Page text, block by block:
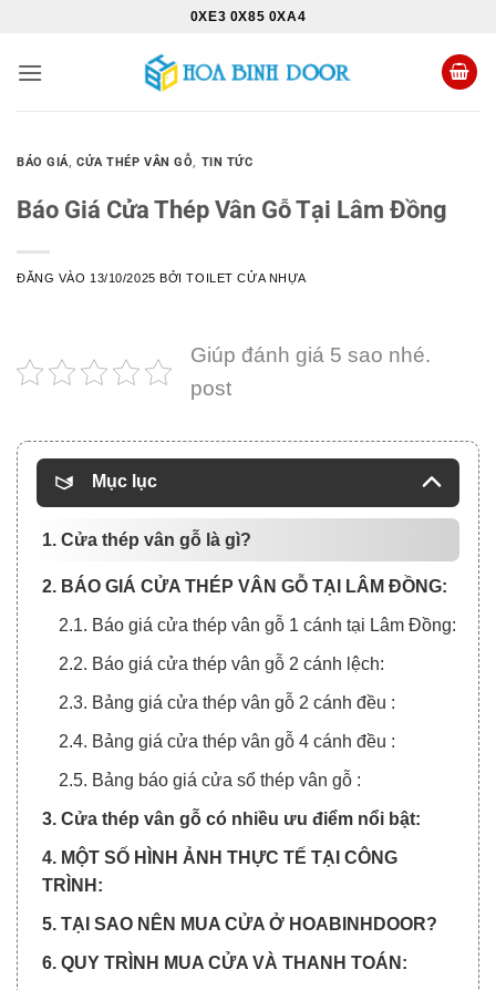
nội
0XE3 0X85 0XA4
BÁO GIÁ,CỬA THÉP VÂN GỖ, TIN TỨC
Báo Giá Cửa Thép Vân Gỗ Tại Lâm Đồng
ĐĂNG VÀO 13/10/2025 BỞITOILET CỬA NHỰA
Giúp đánh giá 5 sao nhé.
post
Mục lục
1. Cửa thép vân gỗ là gì?
2. BÁO GIÁ CỬA THÉP VÂN GỖ TẠI LÂM ĐỒNG:
2.1. Báo giá cửa thép vân gỗ 1 cánh tại Lâm Đồng:
2.2. Báo giá cửa thép vân gỗ 2 cánh lệch:
2.3. Bảng giá cửa thép vân gỗ 2 cánh đều :
2.4. Bảng giá cửa thép vân gỗ 4 cánh đều :
2.5. Bảng báo giá cửa sổ thép vân gỗ :
3. Cửa thép vân gỗ có nhiều ưu điểm nổi bật:
4. MỘT SỐ HÌNH ẢNH THỰC TẾ TẠI CÔNG
TRÌNH:
5. TẠI SAO NÊN MUA CỬA Ở HOABINHDOOR?
6. QUY TRÌNH MUA CỬA VÀ THANH TOÁN: